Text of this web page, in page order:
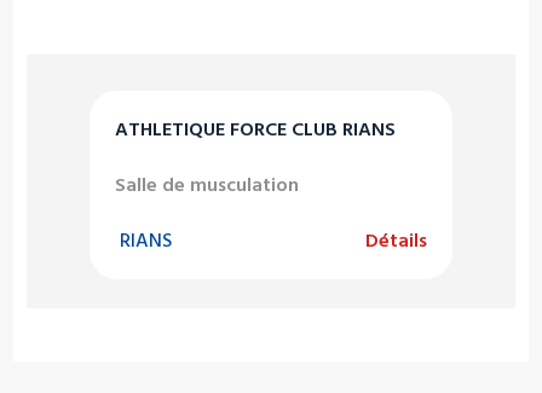
ATHLETIQUE FORCE CLUB RIANS
Salle de musculation
RIANS Détails